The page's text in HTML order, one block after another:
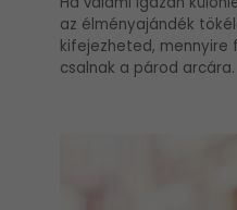
az élményajándék
kifejezheted,
csalnak a párod arcára.